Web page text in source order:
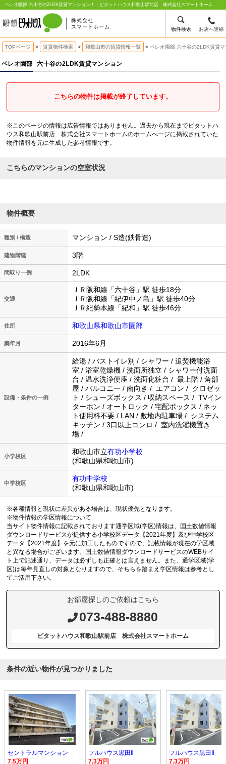
物件検索 お店へ連絡
ベレオ園部 六十谷の2LDK賃貸マンション！｜ピタットハウス和歌山駅前店 株式会社スマートホーム
TOPページ 賃貸物件検索 和歌山市の賃貸情報一覧 ベレオ園部 六十谷の2LDK賃貸
ベレオ園部 六十谷の2LDK賃貸マンション
こちらの物件は掲載が終了しています。
※このページの情報は広告情報ではありません。過去から現在までピタットハ
ウス和歌山駅前店 株式会社スマートホームのホームぺージに掲載されていた
物件情報を元に生成した参考情報です。
こちらのマンションの空室状況
物件概要
種別 / 構造 マンション / S造(鉄骨造)
建物階建 3階
間取り一例 2LDK
交通
ＪＲ阪和線「六十谷」駅 徒歩18分
ＪＲ阪和線「紀伊中ノ島」駅 徒歩40分
ＪＲ紀勢本線「紀和」駅 徒歩46分
住所 和歌山県和歌山市園部
築年月 2016年6月
設備・条件の一例
給湯 / バストイレ別 / シャワー / 追焚機能浴
室 / 浴室乾燥機 / 洗面所独立 / シャワー付洗面
台 / 温水洗浄便座 / 洗面化粧台 / 最上階 / 角部
屋 / バルコニー / 南向き / エアコン / クロゼッ
ト / シューズボックス / 収納スペース / TVイン
ターホン / オートロック / 宅配ボックス / ネッ
ト使用料不要 / LAN / 敷地内駐車場 / システム
キッチン / 3口以上コンロ / 室内洗濯機置き
場 /
小学校区
和歌山市立有功小学校
(和歌山県和歌山市)
中学校区
有功中学校
(和歌山県和歌山市)
※各種情報と現状に差異がある場合は、現状優先となります。
※物件情報の学区情報について
当サイト物件情報に記載されております通学区域(学区)情報は、国土数値情報
ダウンロードサービスが提供する小学校区データ【2021年度】及び中学校区
データ【2021年度】を元に加工したものですので、記載情報が現在の学区域
と異なる場合がございます。国土数値情報ダウンロードサービスのWEBサイ
ト上で記述通り、データは必ずしも正確とは言えません。また、通学区域(学
区)は毎年見直しの対象となりますので、そちらを踏まえ学区情報は参考とし
てご活用下さい。
お部屋探しのご依頼はこちら
073-488-8880
ピタットハウス和歌山駅前店 株式会社スマートホーム
条件の近い物件が見つかりました
セントラルマンション
7.5万円
フルハウス黒田Ⅱ
7.3万円
フルハウス黒田Ⅱ
7.3万円